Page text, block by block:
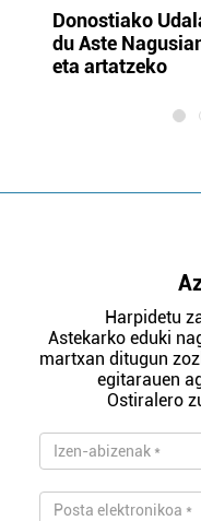
Donostiako
du Aste
eta artatzeko
Harpidetu
Astekarko eduki
martxan ditugun
egitarauen
Ostiralero